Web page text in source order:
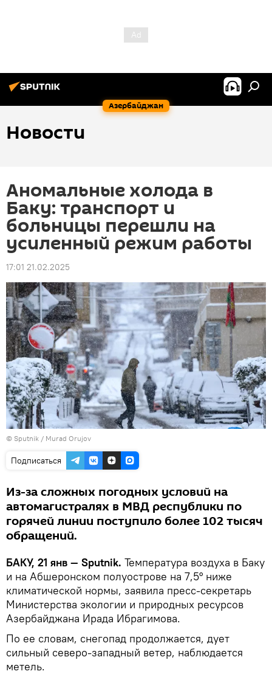
Азербайджан
Новости
Аномальные холода в
Баку: транспорт и
больницы перешли на
усиленный режим работы
17:01 21.02.2025
© Sputnik / Murad Orujov
Подписаться
Из-за сложных погодных условий на
автомагистралях в МВД республики по
горячей линии поступило более 102 тысяч
обращений.
БАКУ, 21 янв — Sputnik. Температура воздуха в Баку
и на Абшеронском полуострове на 7,5° ниже
климатической нормы, заявила пресс-секретарь
Министерства экологии и природных ресурсов
Азербайджана Ирада Ибрагимова.
По ее словам, снегопад продолжается, дует
сильный северо-западный ветер, наблюдается
метель.